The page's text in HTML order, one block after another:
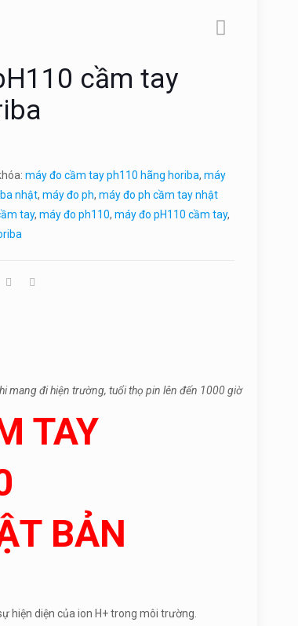
cầm tay
máy đo cầm tay ph110 hãng horiba, máy
nhật, máy đo ph, máy đo ph cầm tay nhật
tay, máy đo ph110, máy đo pH110 cầm tay,
mang đi hiện trường, tuổi thọ pin lên đến 1000 giờ
TAY
BẢN
hiện diện của ion H+ trong môi trường.